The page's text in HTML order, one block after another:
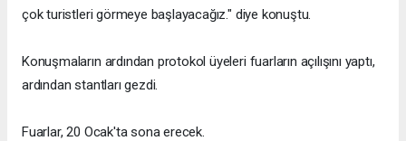
çok turistleri görmeye başlayacağız." diye konuştu.
Konuşmaların ardından protokol üyeleri fuarların açılışını yaptı,
ardından stantları gezdi.
Fuarlar, 20 Ocak'ta sona erecek.